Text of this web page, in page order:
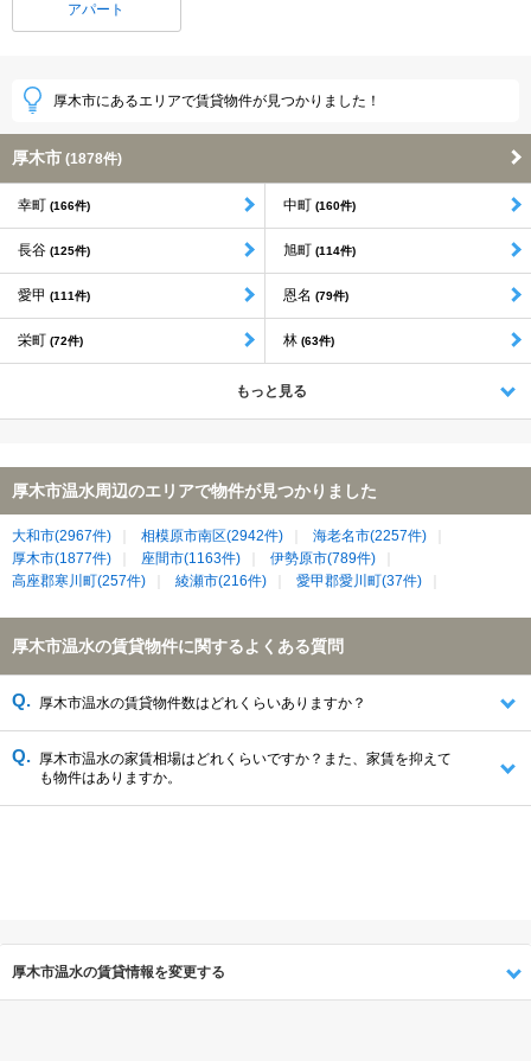
アパート
厚木市にあるエリアで賃貸物件が見つかりました！
厚木市 (1878件)
幸町 (166件) 中町 (160件)
長谷 (125件) 旭町 (114件)
愛甲 (111件) 恩名 (79件)
栄町 (72件) 林 (63件)
もっと見る
厚木市温水周辺のエリアで物件が見つかりました
大和市(2967件) 相模原市南区(2942件)
海老名市(2257件)
厚木市(1877件)
座間市(1163件)
伊勢原市(789件)
高座郡寒川町(257件)
綾瀬市(216件) 愛甲郡愛川町(37件)
厚木市温水の賃貸物件に関するよくある質問
厚木市温水の賃貸物件数はどれくらいありますか？
厚木市温水の家賃相場はどれくらいですか？また、家賃を抑えて
も物件はありますか。
厚木市温水の賃貸情報を変更する